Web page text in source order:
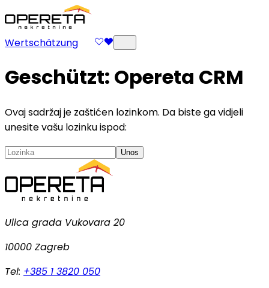
Wertschätzung
Geschützt: Opereta CRM
Ovaj sadržaj je zaštićen lozinkom. Da biste ga vidjeli
unesite vašu lozinku ispod:
Unos
Ulica grada Vukovara 20
10000 Zagreb
Tel: +385 1 3820 050